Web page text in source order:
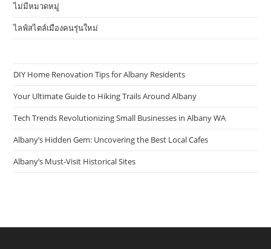
ไม่มีหมวดหมู่
ไลฟ์สไตล์เมืองคนรุ่นใหม่
DIY Home Renovation Tips for Albany Residents
Your Ultimate Guide to Hiking Trails Around Albany
Tech Trends Revolutionizing Small Businesses in Albany WA
Albany’s Hidden Gem: Uncovering the Best Local Cafes
Albany’s Must-Visit Historical Sites